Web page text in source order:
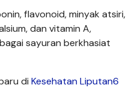
flavonoid, minyak atsiri,
dan vitamin A,
sayuran berkhasiat
di Kesehatan Liputan6